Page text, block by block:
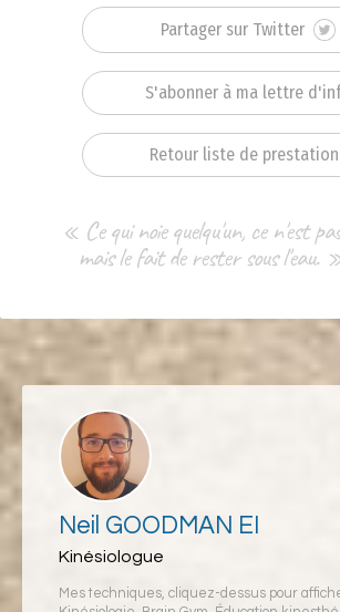
Partager sur Twitter
S'abonner à ma lettre
Retour liste de
« Ce qui noie quelqu'un, ce n'est
mais le fait de rester sous l'eau.
Neil GOODMAN EI
Kinésiologue
Mes techniques, cliquez-dessus pour